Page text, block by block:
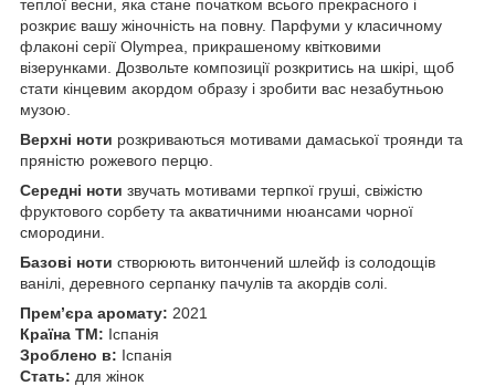
теплої весни, яка стане початком всього прекрасного і
розкриє вашу жіночність на повну. Парфуми у класичному
флаконі серії Olympea, прикрашеному квітковими
візерунками. Дозвольте композиції розкритись на шкірі, щоб
стати кінцевим акордом образу і зробити вас незабутньою
музою.
Верхні ноти розкриваються мотивами дамаської троянди та
пряністю рожевого перцю.
Середні ноти звучать мотивами терпкої груші, свіжістю
фруктового сорбету та акватичними нюансами чорної
смородини.
Базові ноти створюють витончений шлейф із солодощів
ванілі, деревного серпанку пачулів та акордів солі.
Прем’єра аромату: 2021
Країна ТМ: Іспанія
Зроблено в: Іспанія
Стать: для жінок